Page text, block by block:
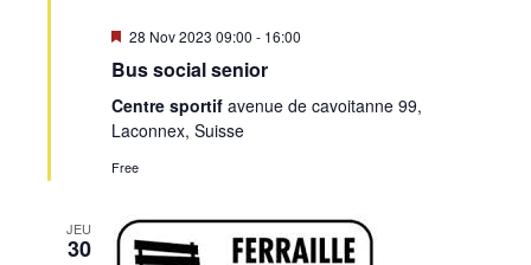
Mis
avant
28 Nov 2023 09:00 - 16:00
Bus social senior
Centre sportif avenue de cavoitanne 99,
Laconnex, Suisse
Free
JEU
30